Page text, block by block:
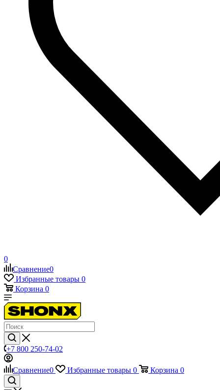
0
Сравнение0
Избранные товары 0
Корзина 0
+7 800 250-74-02
Сравнение0 Избранные товары 0 Корзина 0